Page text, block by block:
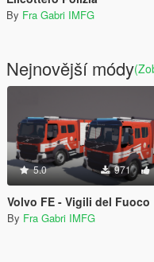
By Fra Gabri IMFG
Nejnovější módy
5.0 971
Volvo FE - Vigili del Fuoco
By Fra Gabri IMFG